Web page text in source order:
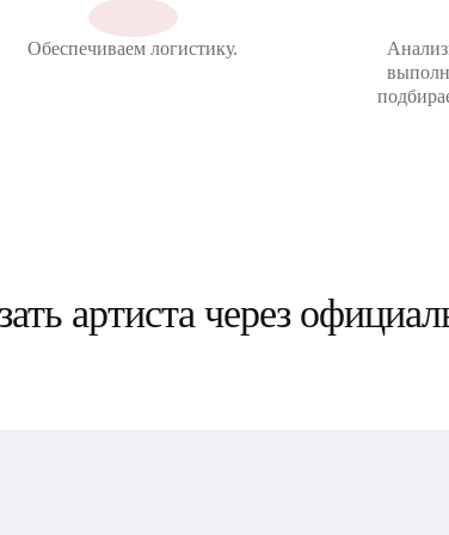
Обеспечиваем логистику.
артиста через